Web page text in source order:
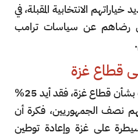
الانتخابية المقبلة، في
فقط عن رضاهم عن سياسات ترامب
قطاع غزة
أما فيما يتعلق باقتراح ترامب بشأن قطاع غزة، فقد أيد 25%
نصف الجمهوريين، فكرة أن
على غزة وإعادة توطين